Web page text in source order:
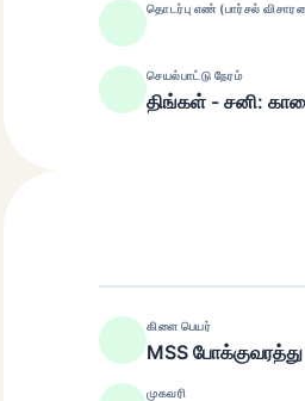
தொடர்பு எண் (பார்சல்
செயல்பாட்டு நேரம்
திங்கள் - சனி:
கிளை பெயர்
MSS
முகவரி